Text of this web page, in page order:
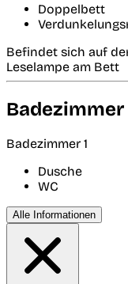
Doppelbett
Befindet sich auf
Leselampe am Bett
Badezimmer
Badezimmer 1
Dusche
WC
Alle Informationen